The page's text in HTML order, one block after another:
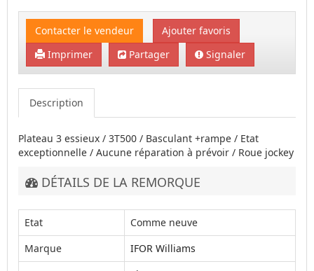
Contacter le vendeur
Ajouter favoris
Imprimer
Partager Signaler
Description
Plateau 3 essieux / 3T500 / Basculant +rampe / Etat
exceptionnelle / Aucune réparation à prévoir / Roue jockey
DÉTAILS DE LA REMORQUE
Etat
Comme neuve
Marque
IFOR Williams